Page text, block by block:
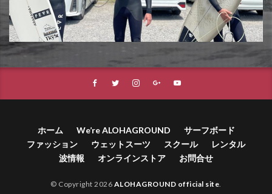
ホーム We’re ALOHAGROUND
サーフボード
ファッション
ウェットスーツ スクール
レンタル
波情報
オンラインストア お問合せ
© Copyright 2026 ALOHAGROUND official site